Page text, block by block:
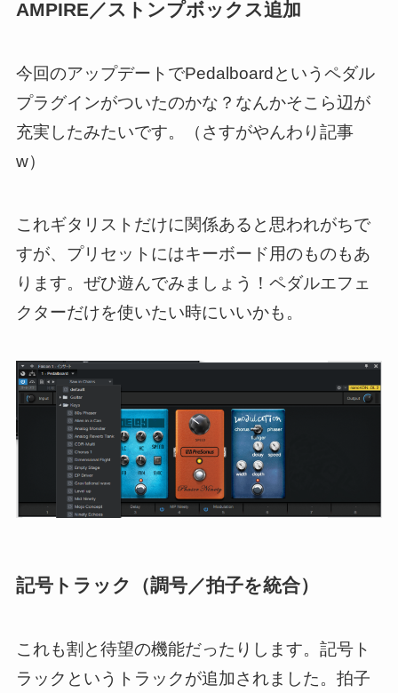
AMPIRE／ストンプボックス追加
今回のアップデートでPedalboardというペダル
プラグインがついたのかな？なんかそこら辺が
充実したみたいです。（さすがやんわり記事
w）
これギタリストだけに関係あると思われがちで
すが、プリセットにはキーボード用のものもあ
ります。ぜひ遊んでみましょう！ペダルエフェ
クターだけを使いたい時にいいかも。
記号トラック（調号／拍子を統合）
これも割と待望の機能だったりします。記号ト
ラックというトラックが追加されました。拍子